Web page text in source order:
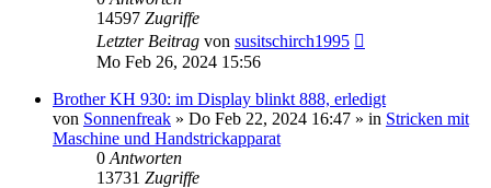
14597 Zugriffe
Letzter Beitrag von susitschirch1995
Mo Feb 26, 2024 15:56
Brother KH 930: im Display blinkt 888, erledigt
von Sonnenfreak » Do Feb 22, 2024 16:47 » in Stricken mit
Maschine und Handstrickapparat
0 Antworten
13731 Zugriffe